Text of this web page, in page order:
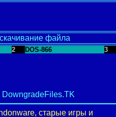
файла
2 DOS-866 3
старые игры и